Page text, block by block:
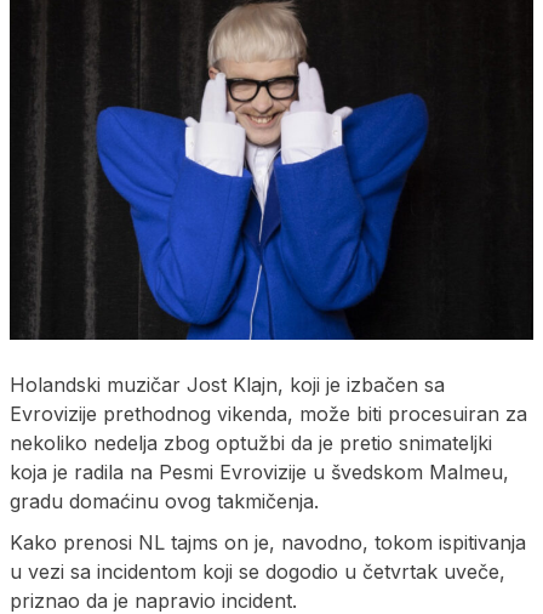
Holandski muzičar Jost Klajn, koji je izbačen sa
Evrovizije prethodnog vikenda, može biti procesuiran za
nekoliko nedelja zbog optužbi da je pretio snimateljki
koja je radila na Pesmi Evrovizije u švedskom Malmeu,
gradu domaćinu ovog takmičenja.
Kako prenosi NL tajms on je, navodno, tokom ispitivanja
u vezi sa incidentom koji se dogodio u četvrtak uveče,
priznao da je napravio incident.